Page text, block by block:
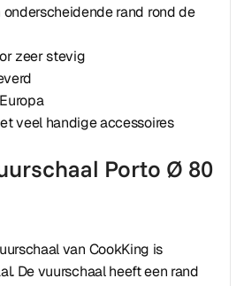
rand rond de
zeer stevig
veel handige accessoires
Porto Ø 80
van CookKing is
De vuurschaal heeft een rand